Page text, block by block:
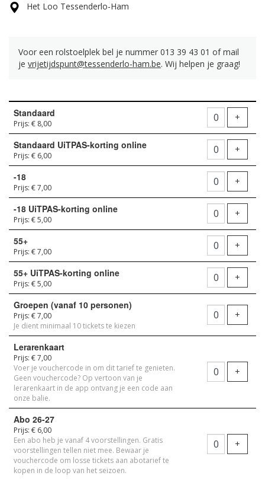
Het Loo Tessenderlo-Ham
Voor een rolstoelplek bel je nummer 013 39 43 01 of mail
je vrijetijdspunt@tessenderlo-ham.be. Wij helpen je graag!
Aantal
tickets
Standaard
Prijs: € 8,00
+
Standaard UiTPAS-korting online
Prijs: € 6,00
+
-18
Prijs: € 7,00
+
-18 UiTPAS-korting online
Prijs: € 5,00
+
55+
Prijs: € 7,00
+
55+ UiTPAS-korting online
Prijs: € 5,00
+
Groepen (vanaf 10 personen)
Prijs: € 7,00
Je dient minimaal 10 tickets te kiezen
+
Lerarenkaart
Prijs: € 7,00
Voer je vouchercode in om dit tarief te genieten.
Geen vouchercode? Op vertoon van je
lerarenkaart in de app ontvang je een code aan
onze balie.
+
Abo 26-27
Prijs: € 6,00
Een abo heb je vanaf 4 voorstellingen. Gratis
voorstellingen tellen niet mee. Bewaar je
vouchercode om losse tickets aan abotarief te
kopen in de loop van het seizoen.
+